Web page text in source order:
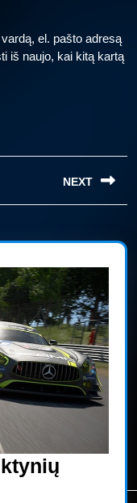
el. pašto adresą
iš naujo, kai kitą kartą
NEXT